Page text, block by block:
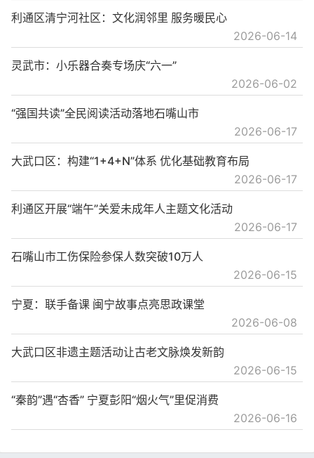
2026-06-14
利通区清宁河社区：文化润邻里 服务暖民心
2026-06-02
灵武市：小乐器合奏专场庆“六一”
2026-06-17
“强国共读”全民阅读活动落地石嘴山市
2026-06-17
大武口区：构建“1+4+N”体系 优化基础教育布局
2026-06-17
利通区开展“端午”关爱未成年人主题文化活动
2026-06-15
石嘴山市工伤保险参保人数突破10万人
2026-06-08
宁夏：联手备课 闽宁故事点亮思政课堂
2026-06-15
大武口区非遗主题活动让古老文脉焕发新韵
2026-06-16
“秦韵”遇“杏香” 宁夏彭阳“烟火气”里促消费